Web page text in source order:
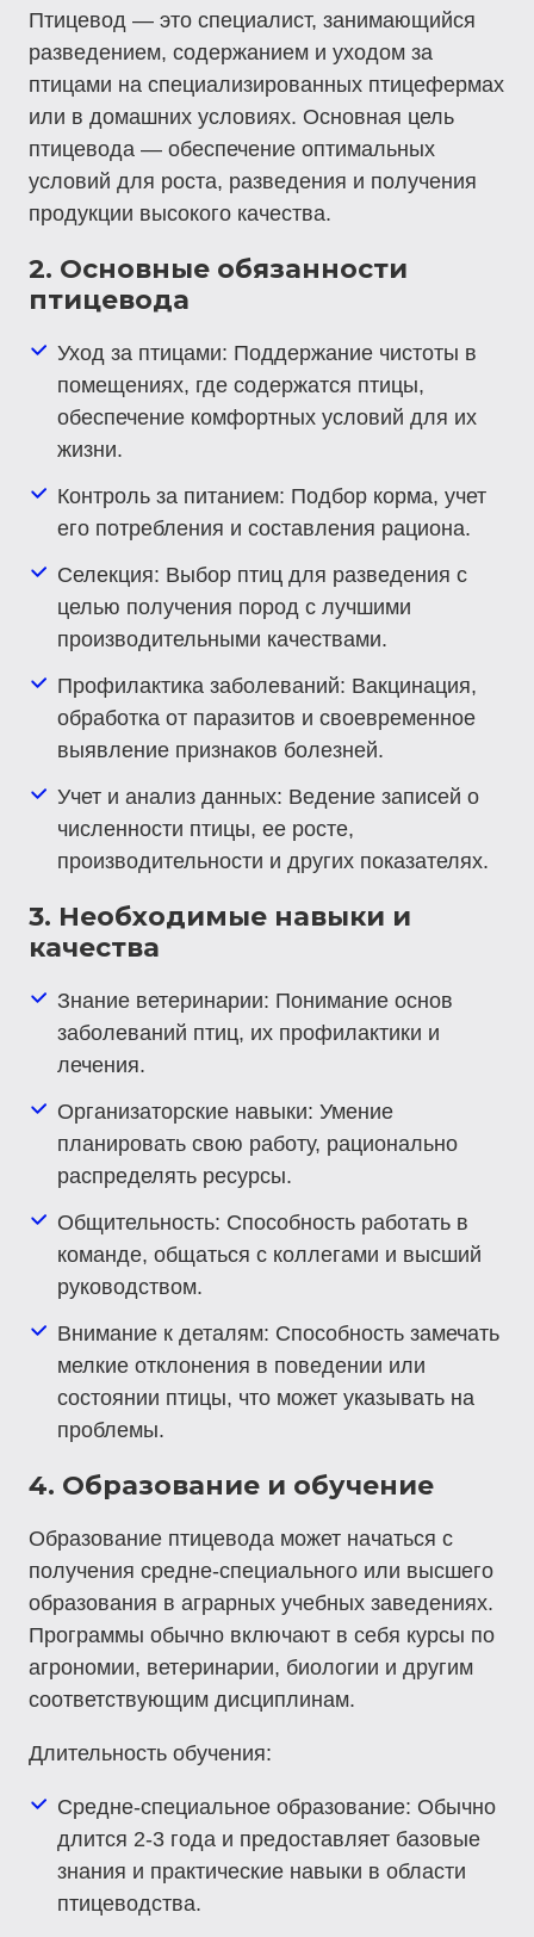
Птицевод — это специалист, занимающийся
разведением, содержанием и уходом за
птицами на специализированных птицефермах
или в домашних условиях. Основная цель
птицевода — обеспечение оптимальных
условий для роста, разведения и получения
продукции высокого качества.
2. Основные обязанности
птицевода
Уход за птицами: Поддержание чистоты в
помещениях, где содержатся птицы,
обеспечение комфортных условий для их
жизни.
Контроль за питанием: Подбор корма, учет
его потребления и составления рациона.
Селекция: Выбор птиц для разведения с
целью получения пород с лучшими
производительными качествами.
Профилактика заболеваний: Вакцинация,
обработка от паразитов и своевременное
выявление признаков болезней.
Учет и анализ данных: Ведение записей о
численности птицы, ее росте,
производительности и других показателях.
3. Необходимые навыки и
качества
Знание ветеринарии: Понимание основ
заболеваний птиц, их профилактики и
лечения.
Организаторские навыки: Умение
планировать свою работу, рационально
распределять ресурсы.
Общительность: Способность работать в
команде, общаться с коллегами и высший
руководством.
Внимание к деталям: Способность замечать
мелкие отклонения в поведении или
состоянии птицы, что может указывать на
проблемы.
4. Образование и обучение
Образование птицевода может начаться с
получения средне-специального или высшего
образования в аграрных учебных заведениях.
Программы обычно включают в себя курсы по
агрономии, ветеринарии, биологии и другим
соответствующим дисциплинам.
Длительность обучения:
Средне-специальное образование: Обычно
длится 2-3 года и предоставляет базовые
знания и практические навыки в области
птицеводства.